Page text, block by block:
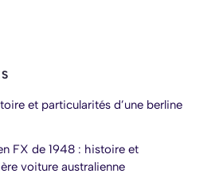
et particularités d’une berline
FX de 1948 : histoire et
voiture australienne